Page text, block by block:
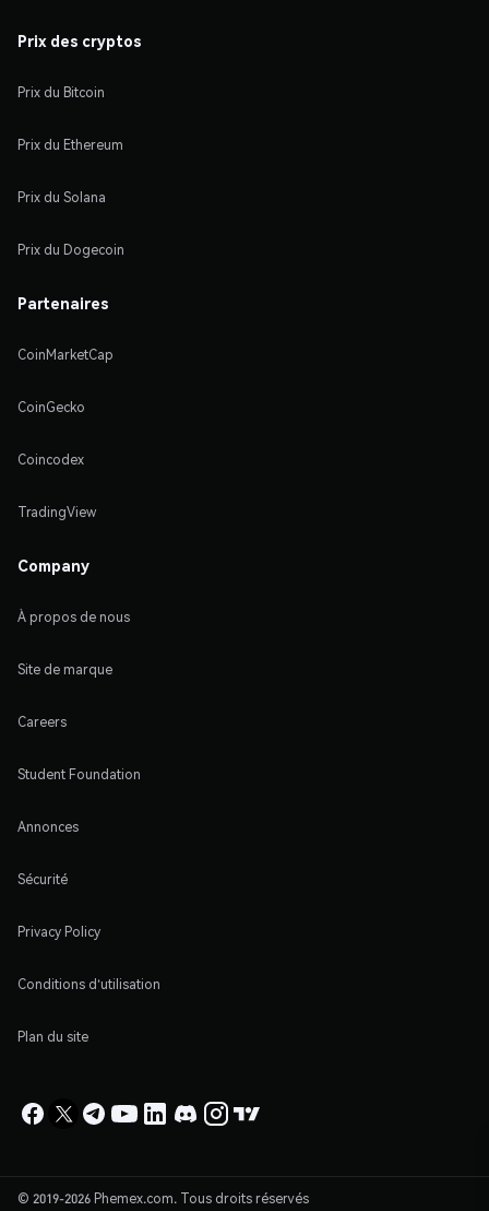
Prix des cryptos
Prix du Bitcoin
Prix du Ethereum
Prix du Solana
Prix du Dogecoin
Partenaires
CoinMarketCap
CoinGecko
Coincodex
TradingView
Company
À propos de nous
Site de marque
Careers
Student Foundation
Annonces
Sécurité
Privacy Policy
Conditions d'utilisation
Plan du site
© 2019-2026 Phemex.com. Tous droits réservés